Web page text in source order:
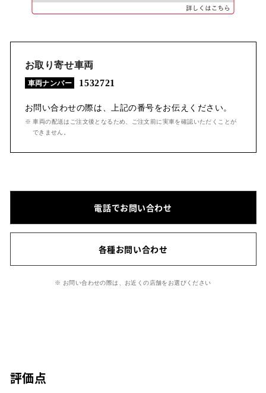
お取り寄せ車両
車両ナンバー 1532721
お問い合わせの際は、上記の番号をお伝えください。
※ 車両の配送はご注文後となるため、ご注文前に実車を確認いただくことが
できません。
電話でお問い合わせ
各種お問い合わせ
※ お問い合わせの際は、お近くの店舗をお選びください
評価点